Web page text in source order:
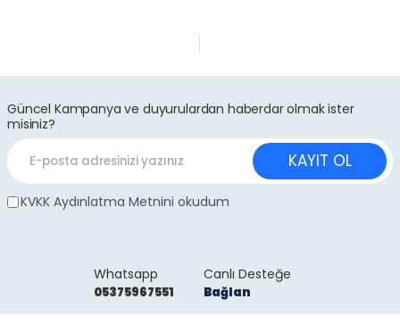
Güncel Kampanya ve duyurulardan haberdar olmak ister
misiniz?
KAYIT OL
KVKK Aydınlatma Metnini okudum
Whatsapp
05375967551
Canlı Desteğe
Bağlan